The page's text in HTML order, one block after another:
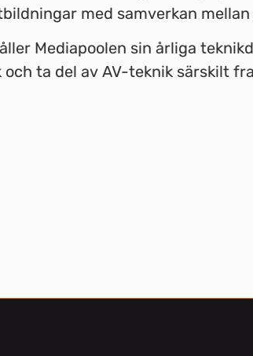
med samverkan
Mediapoolen sin årliga
ta del av AV-teknik särskilt